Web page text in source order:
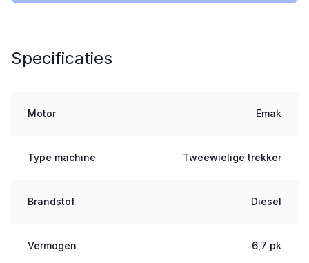
Specificaties
Motor Emak
Type machine Tweewielige trekker
Brandstof Diesel
Vermogen 6,7 pk